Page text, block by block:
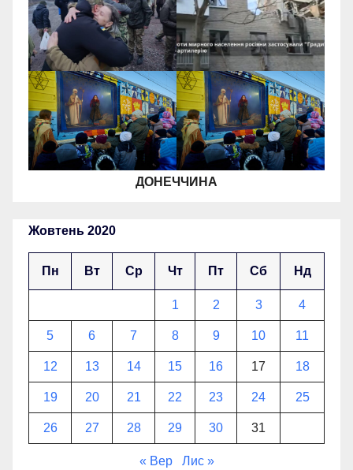
ДОНЕЧЧИНА
Жовтень 2020
Пн Вт Ср Чт Пт Сб Нд
1 2 3 4
5 6 7 8 9 10 11
12 13 14 15 16 17 18
19 20 21 22 23 24 25
26 27 28 29 30 31
« Вер Лис »